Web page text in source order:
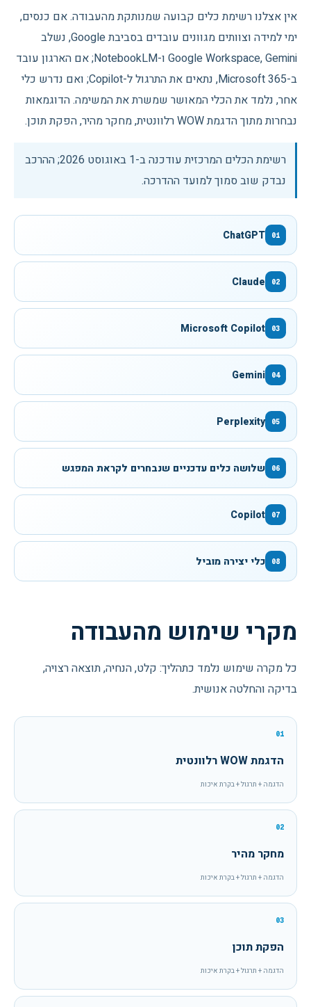
אין אצלנו רשימת כלים קבועה שמנותקת מהעבודה. אם כנסים,
ימי למידה וצוותים מגוונים עובדים בסביבת Google, נשלב
Google Workspace, Gemini ו-NotebookLM; אם הארגון עובד
ב-Microsoft 365, נתאים את התרגול ל-Copilot; ואם נדרש כלי
אחר, נלמד את הכלי המאושר שמשרת את המשימה. הדוגמאות
נבחרות מתוך הדגמת WOW רלוונטית, מחקר מהיר, הפקת תוכן.
רשימת הכלים המרכזית עודכנה ב-1 באוגוסט 2026
; ההרכב
נבדק שוב סמוך למועד ההדרכה.
01
ChatGPT
02
Claude
03
Microsoft Copilot
04
Gemini
05
Perplexity
06 שלושה כלים עדכניים שנבחרים לקראת המפגש
07
Copilot
08 כלי יצירה מוביל
מקרי שימוש מהעבודה
כל מקרה שימוש נלמד כתהליך: קלט, הנחיה, תוצאה רצויה,
בדיקה והחלטה אנושית.
01
הדגמת WOW רלוונטית
הדגמה + תרגול + בקרת איכות
02
מחקר מהיר
הדגמה + תרגול + בקרת איכות
03
הפקת תוכן
הדגמה + תרגול + בקרת איכות